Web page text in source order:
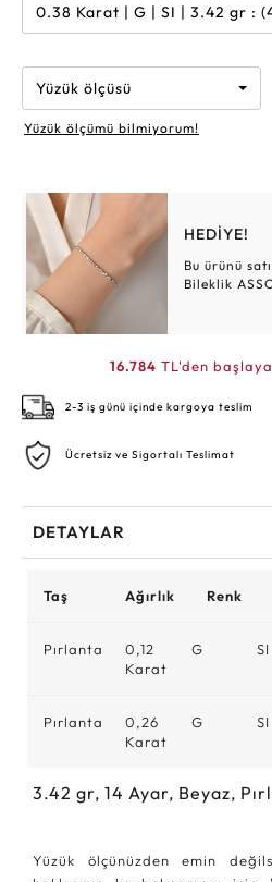
0.38 Karat | G | SI | 3.42
Yüzük ölçüsü
Yüzük ölçümü bilmiyorum!
HEDİYE!
Bu ürünü
Bileklik
16.784 TL'den
2-3 iş günü içinde kargoya teslim
Ücretsiz ve Sigortalı Teslimat
DETAYLAR
Taş Ağırlık Renk
Pırlanta
0,12
Karat
G SI
Pırlanta
0,26
Karat
G SI
3.42 gr, 14 Ayar, Beyaz,
Yüzük ölçünüzden emin